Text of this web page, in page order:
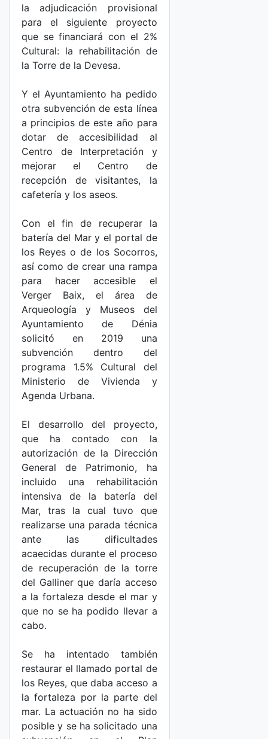
la adjudicación provisional
para el siguiente proyecto
que se financiará con el 2%
Cultural: la rehabilitación de
la Torre de la Devesa.
Y el Ayuntamiento ha pedido
otra subvención de esta línea
a principios de este año para
dotar de accesibilidad al
Centro de Interpretación y
mejorar el Centro de
recepción de visitantes, la
cafetería y los aseos.
Con el fin de recuperar la
batería del Mar y el portal de
los Reyes o de los Socorros,
así como de crear una rampa
para hacer accesible el
Verger Baix, el área de
Arqueología y Museos del
Ayuntamiento de Dénia
solicitó en 2019 una
subvención dentro del
programa 1.5% Cultural del
Ministerio de Vivienda y
Agenda Urbana.
El desarrollo del proyecto,
que ha contado con la
autorización de la Dirección
General de Patrimonio, ha
incluido una rehabilitación
intensiva de la batería del
Mar, tras la cual tuvo que
realizarse una parada técnica
ante las dificultades
acaecidas durante el proceso
de recuperación de la torre
del Galliner que daría acceso
a la fortaleza desde el mar y
que no se ha podido llevar a
cabo.
Se ha intentado también
restaurar el llamado portal de
los Reyes, que daba acceso a
la fortaleza por la parte del
mar. La actuación no ha sido
posible y se ha solicitado una